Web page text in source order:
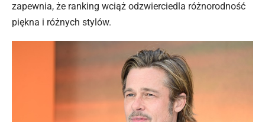
zapewnia, że ranking wciąż odzwierciedla różnorodność
piękna i różnych stylów.